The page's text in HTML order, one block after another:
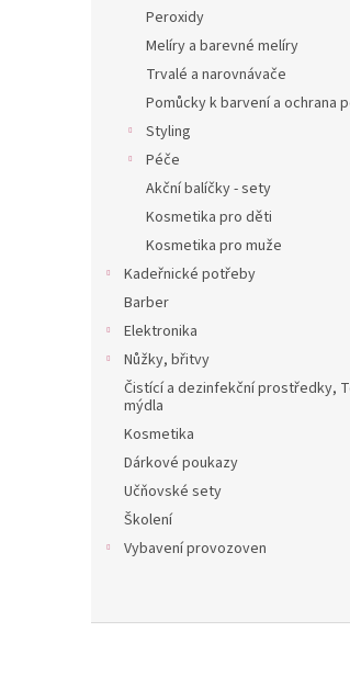
Peroxidy
Melíry a barevné melíry
Trvalé a narovnávače
Pomůcky k barvení a ochrana
Styling
Péče
Akční balíčky - sety
Kosmetika pro děti
Kosmetika pro muže
Kadeřnické potřeby
Barber
Elektronika
Nůžky, břitvy
Čistící a dezinfekční prostředky,
mýdla
Kosmetika
Dárkové poukazy
Učňovské sety
Školení
Vybavení provozoven